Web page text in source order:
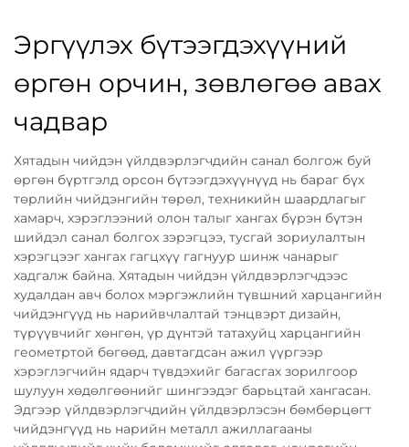
Эргүүлэх бүтээгдэхүүний
өргөн орчин, зөвлөгөө авах
чадвар
Хятадын чийдэн үйлдвэрлэгчдийн санал болгож буй
өргөн бүртгэлд орсон бүтээгдэхүүнүүд нь бараг бүх
төрлийн чийдэнгийн төрөл, техникийн шаардлагыг
хамарч, хэрэглээний олон талыг хангах бүрэн бүтэн
шийдэл санал болгох зэрэгцээ, тусгай зориулалтын
хэрэгцээг хангах гагцхүү гагнуур шинж чанарыг
хадгалж байна. Хятадын чийдэн үйлдвэрлэгчдээс
худалдан авч болох мэргэжлийн түвшний харцангийн
чийдэнгүүд нь нарийвчлалтай тэнцвэрт дизайн,
түрүүвчийг хөнгөн, үр дүнтэй татахуйц харцангийн
геометртой бөгөөд, давтагдсан ажил үүргээр
хэрэглэгчийн ядарч түвдэхийг багасгах зорилгоор
шулуун хөдөлгөөнийг шингээдэг барьцтай хангасан.
Эдгээр үйлдвэрлэгчдийн үйлдвэрлэсэн бөмбөрцөгт
чийдэнгүүд нь нарийн металл ажиллагааны